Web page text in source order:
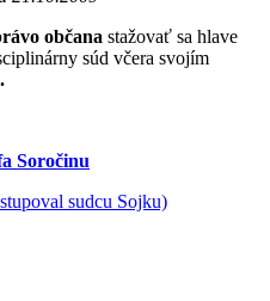
občana stažovať sa hlave
súd včera svojím
Soročinu
sudcu Sojku)